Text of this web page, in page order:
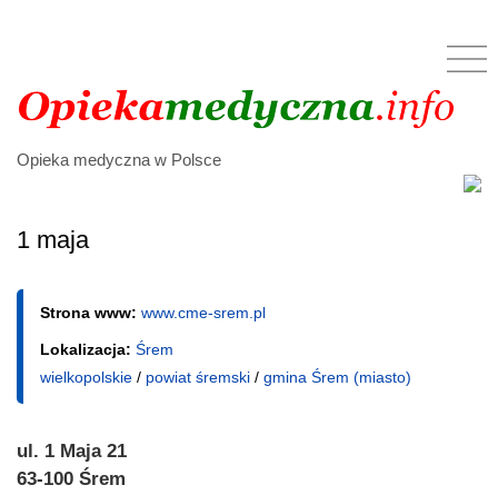
Opieka medyczna w Polsce
1 maja
Strona www: www.cme-srem.pl
Lokalizacja: Śrem
wielkopolskie / powiat śremski / gmina Śrem (miasto)
ul. 1 Maja 21
63-100 Śrem